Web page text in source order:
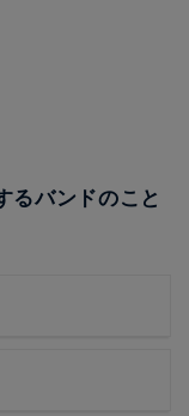
るバンドのこと